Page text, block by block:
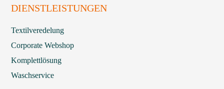
DIENSTLEISTUNGEN
Textilveredelung
Corporate Webshop
Komplettlösung
Waschservice